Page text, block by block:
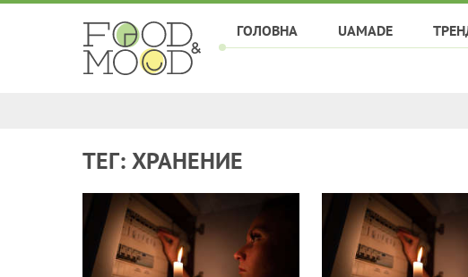
ГОЛОВНА UAMADE
ТЕГ: ХРАНЕНИЕ